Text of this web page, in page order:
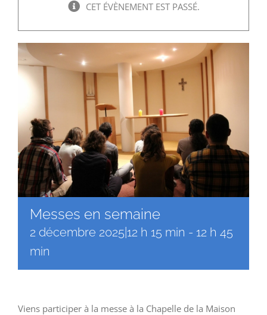
Magis Paris
Cowork Magis
JRS France
Réseau Magis
Rechercher
CET ÉVÈNEMENT EST PASSÉ.
Messes en semaine
2 décembre 2025|12 h 15 min - 12 h 45
min
Viens participer à la messe à la Chapelle de la Maison